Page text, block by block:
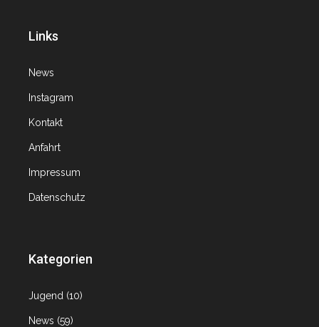
Links
News
Instagram
Kontakt
Anfahrt
Impressum
Datenschutz
Kategorien
Jugend (10)
News (59)